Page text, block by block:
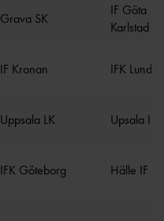
Grava SK
IF Göta
Karlstad
IF Kronan IFK Lund
Uppsala LK Upsala IF
IFK Göteborg Hälle IF